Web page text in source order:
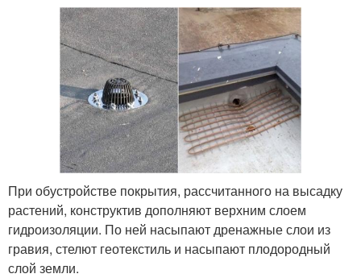
При обустройстве покрытия, рассчитанного на высадку
растений, конструктив дополняют верхним слоем
гидроизоляции. По ней насыпают дренажные слои из
гравия, стелют геотекстиль и насыпают плодородный
слой земли.